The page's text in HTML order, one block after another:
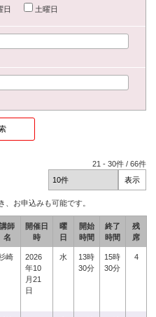
日 土曜日
21 -30件 /66件
、お申込みも可能です。
講師
名
開催日
時
曜
日
開始
時間
終了
時間
残
席
崎
2026
年10
月21
日
水
13時
30分
15時
30分
4